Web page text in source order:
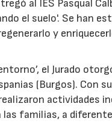
al IES Pasqual
el suelo'. Se han
y
el Jurado
(Burgos). Con
actividades
familias, a